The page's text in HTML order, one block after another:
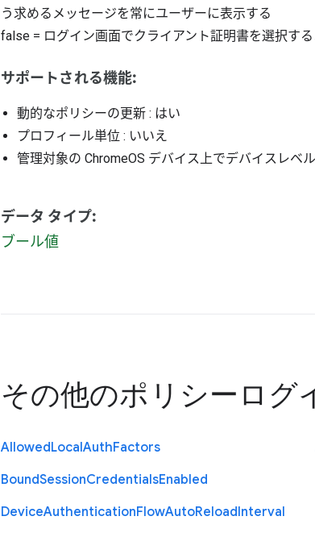
う求めるメッセージを常にユーザーに表示する
false = ログイン画面でクライアント証明書を選択す
サポートされる機能:
動的なポリシーの更新 : はい
プロフィール単位 : いいえ
管理対象の ChromeOS デバイス上でデバイスレベ
データ タイプ:
ブール値
その他のポリシー ログ
AllowedLocalAuthFactors
BoundSessionCredentialsEnabled
DeviceAuthenticationFlowAutoReloadInterval